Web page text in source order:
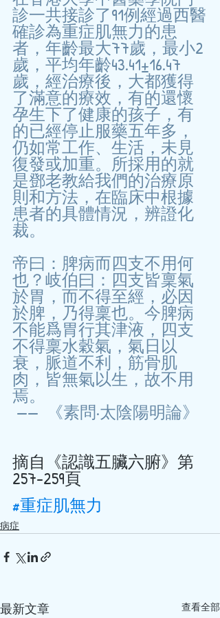
診一共接診了91例經過西醫
確診為重症肌無力的患
者，年齡最大77歲，最小2
歲，平均年齡43.41±16.47
歲，經治療後，大都獲得
了滿意的療效，有的還懷
孕生下了健康的孩子，有
的已經停止服藥五年多，
仍如常工作、生活，未見
復發或加重。所採用的就
是鄧老教給我們的治療原
則和方法，在臨床中根據
患者的具體情況，辨證化
裁。
帝曰：脾病而四支不用何
也？岐伯曰：四支皆稟氣
於胃，而不得至經，必因
於脾，乃得稟也。今脾病
不能爲胃行其津液，四支
不得稟水穀氣，氣日以
衰，脈道不利，筋骨肌
肉，皆無氣以生，故不用
焉。
——  《素問·太陰陽明論》
摘自《認識五臟六腑》第
257-259頁
#重症肌無力
病症
最新文章 查看全部